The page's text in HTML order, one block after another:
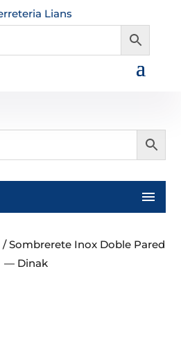
/ Sombrerete Inox Doble Pared
— Dinak